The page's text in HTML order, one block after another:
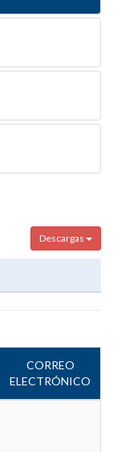
Descargas
CORREO
ELECTRÓNICO